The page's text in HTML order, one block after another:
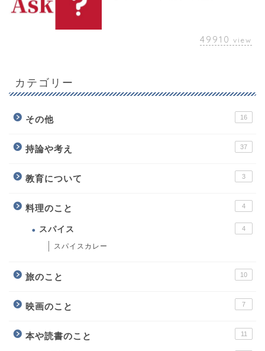
49910 view
カテゴリー
その他 16
持論や考え 37
教育について 3
料理のこと 4
スパイス 4
スパイスカレー
旅のこと 10
映画のこと 7
本や読書のこと 11